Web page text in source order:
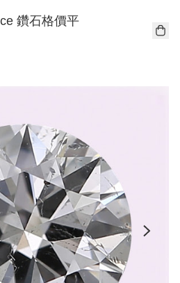
鑽石格價平